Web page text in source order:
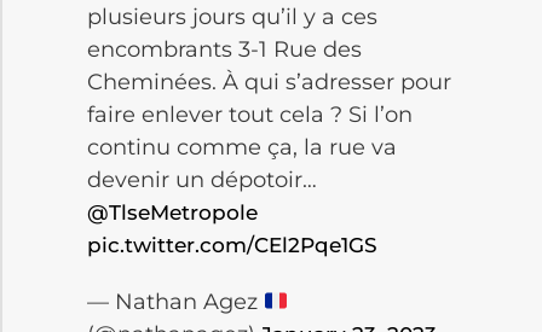
plusieurs jours qu’il y a ces
encombrants 3-1 Rue des
Cheminées. À qui s’adresser pour
faire enlever tout cela ? Si l’on
continu comme ça, la rue va
devenir un dépotoir…
@TlseMetropole
pic.twitter.com/CEl2Pqe1GS
— Nathan Agez